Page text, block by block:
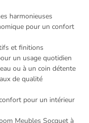
harmonieuses
pour un confort
et finitions
un usage quotidien
ou à un coin détente
de qualité
pour un intérieur
Meubles Socquet à